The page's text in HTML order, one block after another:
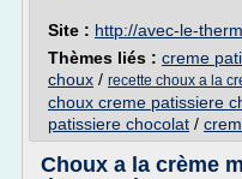
Site : http://avec-le-
Thèmes liés : creme
choux / recette choux a la
choux creme patissiere
patissiere chocolat /
Choux a la crème